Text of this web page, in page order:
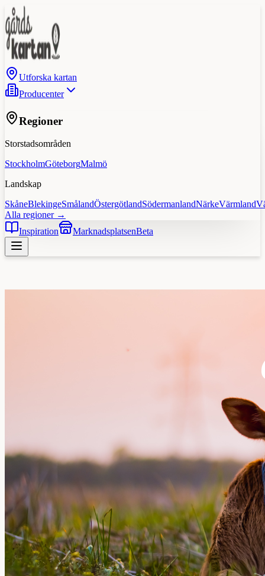
Utforska kartan
Producenter
Regioner
Storstadsområden
StockholmGöteborgMalmö
Landskap
SkåneBlekingeSmålandÖstergötlandSödermanlandNärkeVärmland
Alla regioner →
Inspiration
MarknadsplatsenBeta